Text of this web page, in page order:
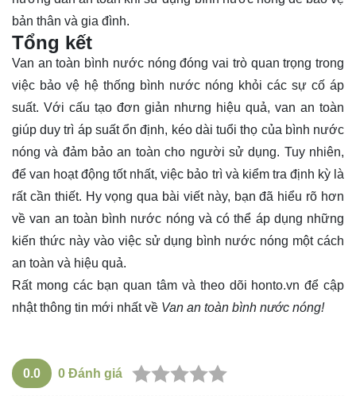
bản thân và gia đình.
Tổng kết
Van an toàn bình nước nóng đóng vai trò quan trọng trong
việc bảo vệ hệ thống bình nước nóng khỏi các sự cố áp
suất. Với cấu tạo đơn giản nhưng hiệu quả, van an toàn
giúp duy trì áp suất ổn định, kéo dài tuổi thọ của bình nước
nóng và đảm bảo an toàn cho người sử dụng. Tuy nhiên,
để van hoạt động tốt nhất, việc bảo trì và kiểm tra định kỳ là
rất cần thiết. Hy vọng qua bài viết này, bạn đã hiểu rõ hơn
về van an toàn bình nước nóng và có thể áp dụng những
kiến thức này vào việc sử dụng bình nước nóng một cách
an toàn và hiệu quả.
Rất mong các bạn quan tâm và theo dõi honto.vn để cập
nhật thông tin mới nhất về Van an toàn bình nước nóng!
0.0 0 Đánh giá